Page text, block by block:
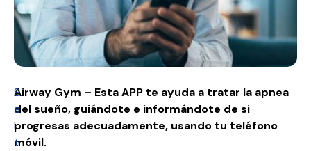
S
a
l
t
Airway Gym – Esta APP te ayuda a tratar la apnea
del sueño, guiándote e informándote de si
progresas adecuadamente, usando tu teléfono
móvil.